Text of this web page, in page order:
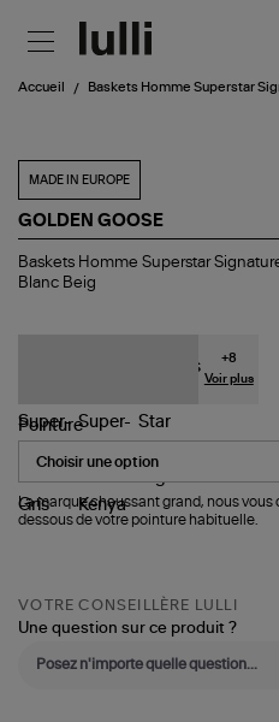
Accueil Baskets Homme Superstar
MADE IN EUROPE
GOLDEN GOOSE
Baskets
Homme
Superstar
Baskets Homme Superstar
Blanc Beig
+8
Voir plus
Pointure
La marque chaussant grand, nous
dessous de votre pointure habituelle.
VOTRE CONSEILLÈRE LULLI
Une question sur ce produit ?